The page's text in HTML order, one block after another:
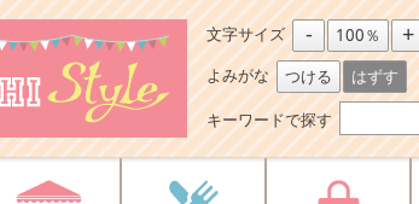
文字サイズ - 100％ +
よみがな
つける はずす
キーワードで探す